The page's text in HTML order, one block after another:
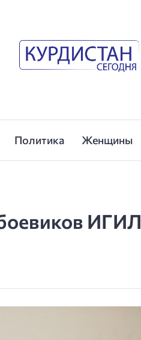
Политика Женщины
ИГИЛ